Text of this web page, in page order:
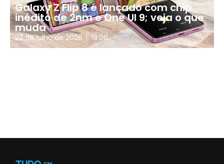
Galaxy Z Flip 8 é lançado com chip
inédito de 2nm e One UI 9; veja o que
muda
22 de julho de 2026 18:06